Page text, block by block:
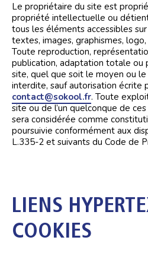
Le propriétaire du site est
propriété intellectuelle ou
tous les éléments accessibles
textes, images, graphismes,
Toute reproduction,
publication, adaptation totale ou
site, quel que soit le moyen ou
interdite, sauf autorisation écrite
contact@sokool.fr. Toute
site ou de l’un quelconque de
sera considérée comme
poursuivie conformément aux
L.335-2 et suivants du Code de
LIENS
COOKIES